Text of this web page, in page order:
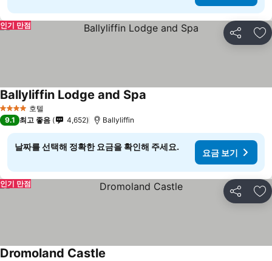
공유 즐
인기 만점
4 성급 호텔
Ballyliffin Lodge and Spa
9.1 최고 좋음 4,652 Ballyliffin
날짜를 선택해 정확한 요금을 확인해 주세요.
요금 보기
공유 즐
인기 만점
Dromoland Castle